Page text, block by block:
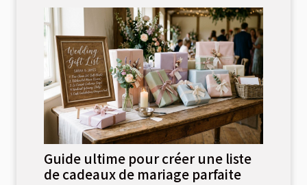
Guide ultime pour créer une liste
de cadeaux de mariage parfaite